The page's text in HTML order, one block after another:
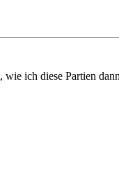
ich diese Partien